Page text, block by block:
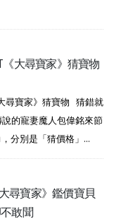
《大尋寶家》猜寶物
尋寶家》猜寶物 猜錯就
的寵妻魔人包偉銘來節
分別是「猜價格」...
尋寶家》鑑價寶貝
敢聞